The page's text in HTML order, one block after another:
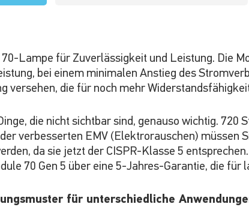
Lampe für Zuverlässigkeit und Leistung. Die
bei einem minimalen Anstieg des
versehen, die für noch mehr
die nicht sichtbar sind, genauso wichtig. 720
verbesserten EMV (Elektrorauschen) müssen
da sie jetzt der CISPR-Klasse 5 entsprechen.
70 Gen 5 über eine 5-Jahres-Garantie, die für
für unterschiedliche